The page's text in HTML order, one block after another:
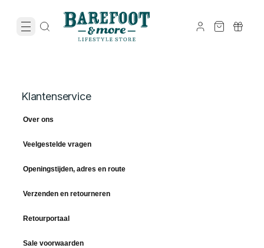
Klantenservice
Over ons
Veelgestelde vragen
Openingstijden, adres en route
Verzenden en retourneren
Retourportaal
Sale voorwaarden